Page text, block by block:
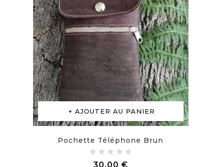
AJOUTER AU PANIER
Pochette Téléphone Brun
30,00 €Prix